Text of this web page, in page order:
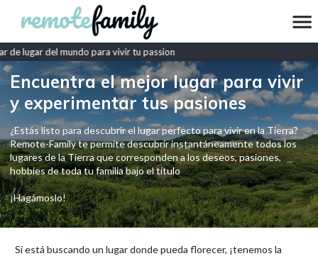
de lugar del mundo para vivir tu passion
Encuentra el mejor lugar para vivir
y experimentar tus pasiones
¿Estás listo para descubrir el lugar perfecto para vivir en la Tierra?
Remote-Family te permite descubrir instantáneamente todos los
lugares de la Tierra que corresponden a los deseos, pasiones,
hobbies de toda tu familia bajo el título
¡Hagámoslo!
Si está buscando un lugar donde pueda florecer, ¡tenemos la